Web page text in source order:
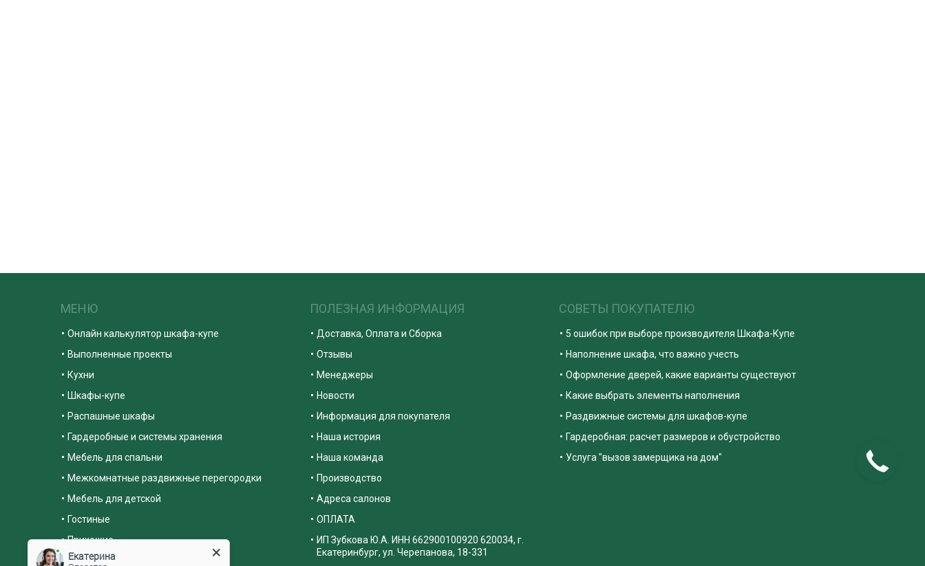
МЕНЮ
Онлайн калькулятор шкафа-купе
Выполненные проекты
Кухни
Шкафы-купе
Распашные шкафы
Гардеробные и системы хранения
Мебель для спальни
Межкомнатные раздвижные перегородки
Мебель для детской
Гостиные
Прихожие
Мебель для кабинетов
ПОЛЕЗНАЯ ИНФОРМАЦИЯ
Доставка, Оплата и Сборка
Отзывы
Менеджеры
Новости
Информация для покупателя
Наша история
Наша команда
Производство
Адреса салонов
ОПЛАТА
ИП Зубкова Ю.А. ИНН 662900100920 620034, г.
Екатеринбург, ул. Черепанова, 18-331
СОВЕТЫ ПОКУПАТЕЛЮ
5 ошибок при выборе производителя Шкафа-Купе
Наполнение шкафа, что важно учесть
Оформление дверей, какие варианты существуют
Какие выбрать элементы наполнения
Раздвижные системы для шкафов-купе
Гардеробная: расчет размеров и обустройство
Услуга "вызов замерщика на дом"
Екатерина
Оператор